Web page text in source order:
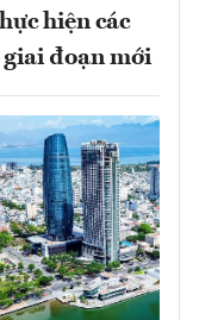
hiện các
đoạn mới